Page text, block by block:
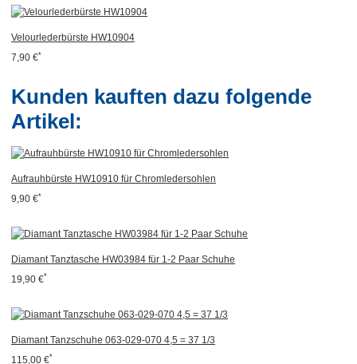
Velourlederbürste HW10904
7,90 €*
Kunden kauften dazu folgende
Artikel:
Aufrauhbürste HW10910 für Chromledersohlen
9,90 €*
Diamant Tanztasche HW03984 für 1-2 Paar Schuhe
19,90 €*
Diamant Tanzschuhe 063-029-070 4,5 = 37 1/3
115,00 €*